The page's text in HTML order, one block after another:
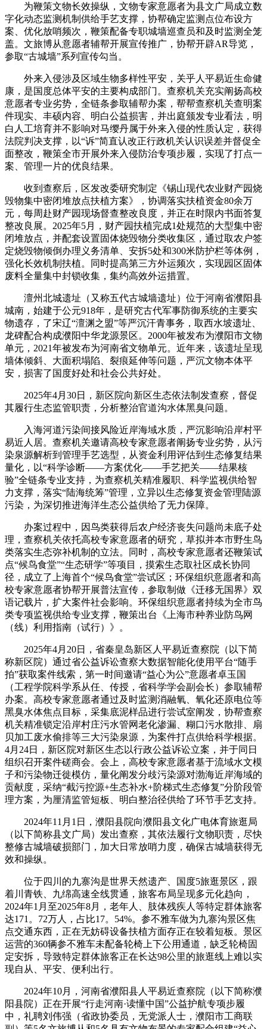
为鞭策文物长效操纵，文物专家意愿者为县文广局成立数
字化动态监测机制供给手艺支撑，协帮确定监测点位布设方
案、优化放哨频次，鞭策配备专职城墙巡查员和及时监测全笼
盖。文旅博从意愿者辅帮开展宣传推广，协帮开辟AR导览，
参取“古城墙”系列宣传勾当。
外来入侵涉及区域生物多样性平安，关乎人平易近生命健
康，是国度总体平安的主要构成部门。查察机关充实阐扬高校
意愿者专业劣势，全链条参取辅帮办案，帮帮查察机关查明案
件现实、丰硕内容、明白公益损害，并出庭颁发专业看法，明
白人工培育并不影响对马缨丹属于外来入侵的性质认定，获得
法院判决支撑，以“诉”简直认改正行政机关认识误差并督促全
面整改，鞭策全市开展外来入侵防治专项步履，实现了打点一
案、管理一片的优良结果。
收到查察后，区发改委研究制定《锡山现代农业财产园烧
毁物集中密闭堆放点扶植方案》，协调落实扶植资金80余万
元，每周赴财产园现场督查整改良度，并正在时限内书面答复
整改良展。2025年5月，财产园扶植完成1处规范的大型集中密
闭堆放点，并配套设置固体烧毁物分类收集区，通过取农户签
定烧毁物倾倒办理义务清单、安拆5处和300米防护栏等体例，
强化长效机制扶植。同时提高第三方外运频次，实现园区固体
废料全量集中封锁收集，集约高效外运措置。
澶州北城遗址（又称五代古城墙遗址）位于河南省濮阳县
城南，始建于公元918年，是研究古代军事防御系统的主要实
物遗存，了宋辽“澶渊之盟”等严沉汗青事务，取西水坡遗址、
龙碑配合构成濮阳中华龙源景区。2000年被发布为濮阳市文物
单元，2021年被发布为河南省文物单元。近年来，该遗址呈现
墙体倾斜、大面积塌陷、裂痕延伸等问题，严沉文物本体平
安，损害了国度好处和社会公共好处。
2025年4月30日，新区院向新区生态依法制发查察，督促
其履行生态监管职责，分析整治官道沟水体黑臭问题。
入海河道污染间接风险近岸海域水质，严沉影响沿岸村平
易近人居。查察机关邀请高校专家意愿者阐扬专业劣势，从污
染泉源解析到管理手艺选型，从资金利用评估到生态修复结果
量化，以“科学诊断——方案优化——手艺把关——结果核
验”全链条专业支持，为查察机关精准履职、科学监视供给智
力支撑，落实“陆海统筹”管理，立异以生态修复资金管理陆源
污染，为深切推进海洋生态公益供给了无力保障。
办案过程中，因鸟类获得后农户经济丧失问题尚未底子处
理，查察机关依托高校专家意愿者的研究，草拟并本市野生鸟
类落实生态弥补机制的立法。同时，高校专家意愿者还鞭策试
点“候鸟食堂”“生态研学”等项目，摸索生态取社区成长协同
径，成立了上海首个“候鸟食堂”尝试区；环保组织意愿者和高
校专家意愿者协帮开展普法宣传，参取制做《迁移无国界》双
语记载片，扩大案件社会影响。环保组织意愿者持续为全市鸟
类专项监视供给专业支撑，鞭策出台《上海市种养业防鸟网
（线）利用指南（试行）》。
2025年4月20日，省秦皇岛新区人平易近查察院（以下简
称新区院）通过省公益诉讼查察大数据智能化使用平台“随手
拍”获取案件线索，第一时间邀请“益心为公”意愿者卓玉国
（工程学院科学系从任、传授，省科学学会副会长）参取辅帮
办案。高校专家意愿者通过及时监测消融氧、氧化还原电位等
黑臭水体焦点目标，采集底泥样品进行尝试室阐发，协帮查察
机关精准锁定沿岸村庄污水管网老化渗漏、糊口污水散排、扇
贝加工废水偷排等三大污染泉源，为案件打点供给科学根据。
4月24日，新区院对新区生态以行政公益诉讼立案，并于同日
组织召开案件磋商会。会上，高校专家意愿者基于流域水文模
子和污染物迁徙模仿，量化阐发分歧污染源对渤海近岸海域的
贡献度，采纳“截污控源+生态补水+阶梯式生态修复”分阶段管
理方案，为厘清监管短板、明白整治径供给了环节手艺支持。
2024年11月1日，濮阳县院向濮阳县文化广电体育旅逛局
（以下简称县文广局）发出查察，其依法履行文物职责，尽快
整修古城墙破损部门，加大日常放哨力度，确保古城墙获得无
效和操纵。
位于四川的九寨沟是世界天然遗产、国度5旅逛景区，跟
着川青铁、九绵高速全线贯通，旅客布局呈现多元化趋向，
2024年1月至2025年8月，老年人、肢体残疾人等特定群体旅客
达171。72万人，占比17。54%。参不雅车做为九寨沟景区焦
点交通东西，正在无妨碍设备扶植方面存正在较着短板。景区
运营的360辆参不雅车未配备轮椅上下公用通道，缺乏轮椅固
定安拆，导致特定群体旅客正在长达98公里的旅逛线上难以实
现自从、平安、便利出行。
2024年10月，河南省濮阳县人平易近查察院（以下简称濮
阳县院）正在开展“行走河南·读懂中国”公益护航专项步履
中，礼聘刘伟强（省政协委员，无党派人士，濮阳市工商联